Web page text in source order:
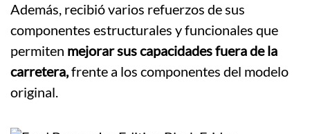
Además, recibió varios refuerzos de sus
componentes estructurales y funcionales que
permiten mejorar sus capacidades fuera de la
carretera,frente a los componentes del modelo
original.